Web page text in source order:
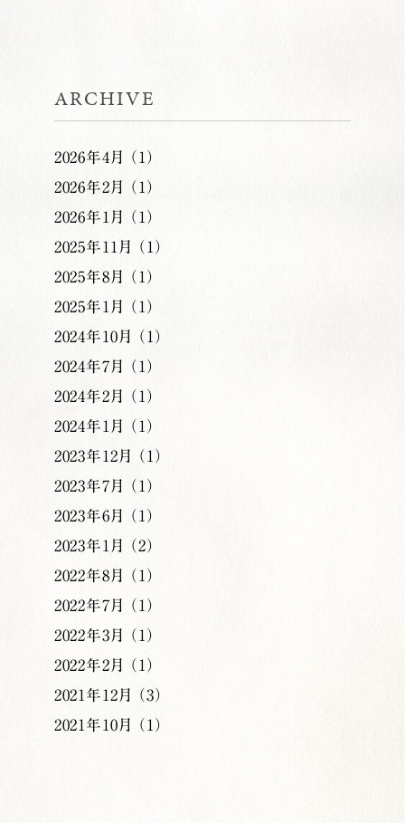
ARCHIVE
2026年4月 （1）
2026年2月 （1）
2026年1月 （1）
2025年11月 （1）
2025年8月 （1）
2025年1月 （1）
2024年10月 （1）
2024年7月 （1）
2024年2月 （1）
2024年1月 （1）
2023年12月 （1）
2023年7月 （1）
2023年6月 （1）
2023年1月 （2）
2022年8月 （1）
2022年7月 （1）
2022年3月 （1）
2022年2月 （1）
2021年12月 （3）
2021年10月 （1）